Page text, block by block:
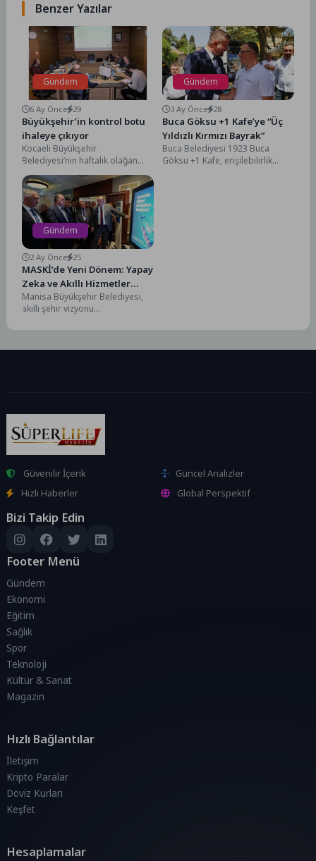
Benzer Yazılar
Gündem
6 Ay Önce 29
Büyükşehir’in kontrol botu
ihaleye çıkıyor
Kocaeli Büyükşehir
Belediyesi’nin haftalık olağan
Encümen toplantısı
gerçekleştirildi. Toplantıda
Büyükşehir’e ait bir kontrol
botunun 25...
Gündem
3 Ay Önce 28
Buca Göksu +1 Kafe’ye “Üç
Yıldızlı Kırmızı Bayrak”
Buca Belediyesi 1923 Buca
Göksu +1 Kafe, erişilebilirlik
Gündem
2 Ay Önce 25
MASKİ’de Yeni Dönem: Yapay
Zeka ve Akıllı Hizmetler
Devrede
Manisa Büyükşehir Belediyesi,
akıllı şehir vizyonu
dijital dönüşüm projeleriyle
Güvenilir İçerik
Güncel Analizler
Hızlı Haberler
Global Perspektif
Bizi Takip Edin
Footer Menü
Gündem
Ekonomi
Eğitim
Sağlık
Spor
Teknoloji
Kültür & Sanat
Magazin
Hızlı Bağlantılar
İletişim
Kripto Paralar
Döviz Kurları
Keşfet
Hesaplamalar